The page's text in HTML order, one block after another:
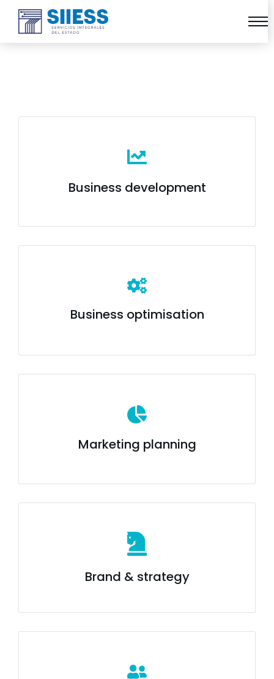
Business development
Business optimisation
Marketing planning
Brand & strategy